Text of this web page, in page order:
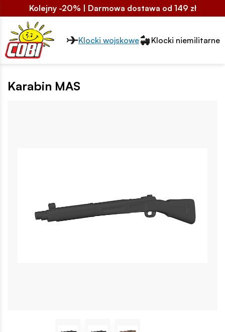
Kolejny -20% | Darmowa dostawa od 149 zł
Przełącznik segmentów2
Klocki wojskowe Klocki niemilitarne
Karabin MAS